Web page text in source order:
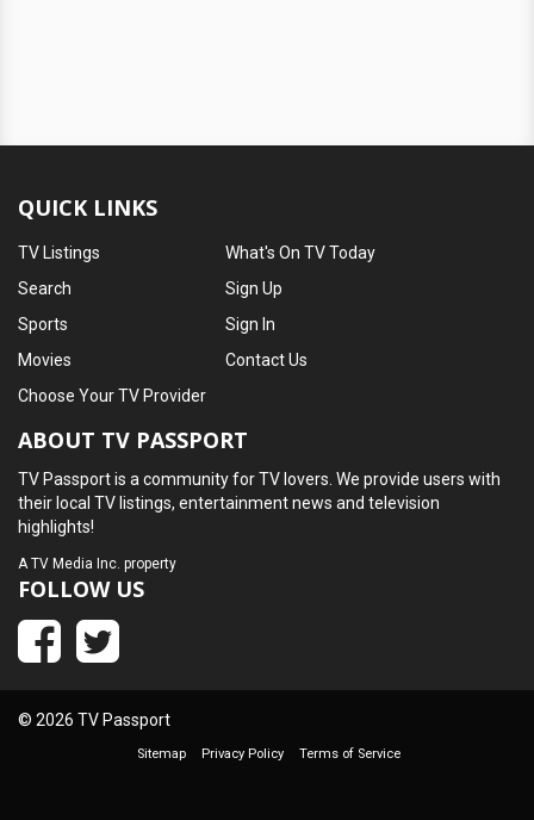
QUICK LINKS
TV Listings
Search
Sports
Movies
What's On TV Today
Sign Up
Sign In
Contact Us
Choose Your TV Provider
ABOUT TV PASSPORT
TV Passport is a community for TV lovers. We provide users with
their local TV listings, entertainment news and television
highlights!
ATV Media Inc. property
FOLLOW US
© 2026 TV Passport
Sitemap Privacy Policy Terms of Service